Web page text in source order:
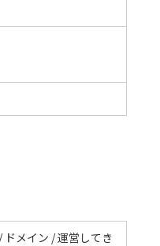
メイン / 運営してき